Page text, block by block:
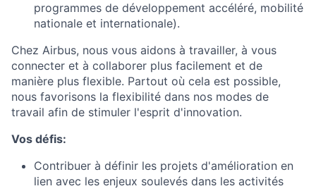
programmes de développement accéléré, mobilité
nationale et internationale).
Chez Airbus, nous vous aidons à travailler, à vous
connecter et à collaborer plus facilement et de
manière plus flexible. Partout où cela est possible,
nous favorisons la flexibilité dans nos modes de
travail afin de stimuler l'esprit d'innovation.
Vos défis:
Contribuer à définir les projets d'amélioration en
lien avec les enjeux soulevés dans les activités